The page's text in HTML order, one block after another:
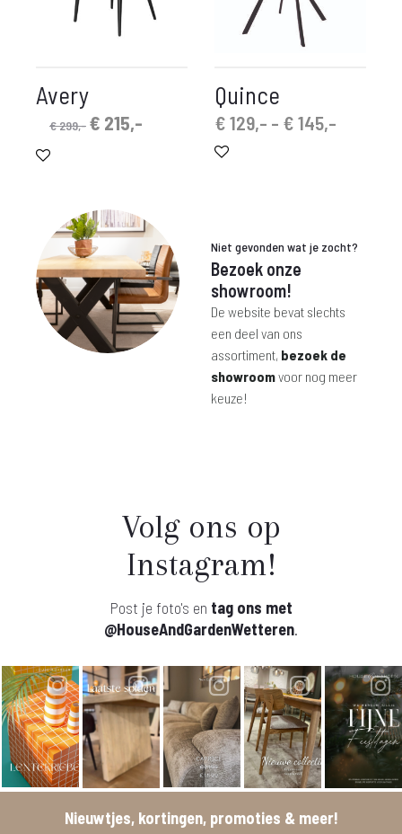
Avery
€299,- Oorspronkelijke
€ 215,-
Quince
€129,- - €145,-
Niet gevonden wat je zocht?
Bezoek onze
showroom!
De website bevat slechts
een deel van ons
assortiment, bezoek de
showroomvoor nog meer
keuze!
Volg ons op
Instagram!
Post je foto's en tag ons met
@HouseAndGardenWetteren.
Nieuwtjes, kortingen, promoties & meer!